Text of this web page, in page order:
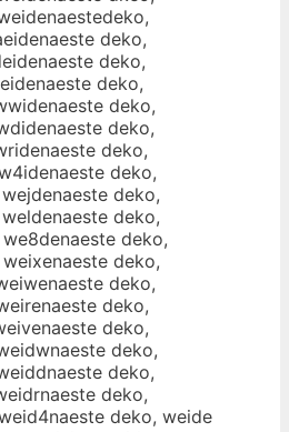
deko,
deko,
deko,
deko,
deko,
deko,
deko,
deko,
deko,
deko,
deko,
deko,
deko,
deko,
deko,
deko,
deko,
deko, weide